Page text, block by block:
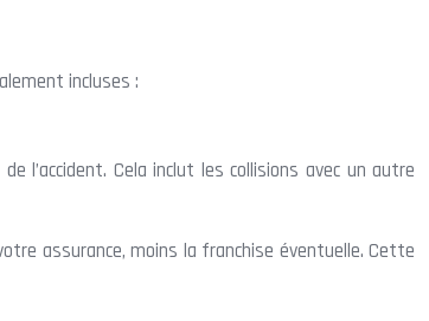
incluses :
l’accident. Cela inclut les collisions avec un autre
assurance, moins la franchise éventuelle. Cette